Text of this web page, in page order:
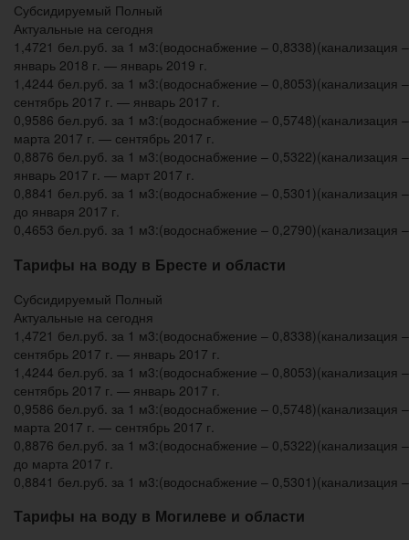
Субсидируемый Полный
Актуальные на сегодня
1,4721 бел.руб. за 1 м3:(водоснабжение – 0,8338)(канализация
январь 2018 г. — январь 2019 г.
1,4244 бел.руб. за 1 м3:(водоснабжение – 0,8053)(канализация
сентябрь 2017 г. — январь 2017 г.
0,9586 бел.руб. за 1 м3:(водоснабжение – 0,5748)(канализация
марта 2017 г. — сентябрь 2017 г.
0,8876 бел.руб. за 1 м3:(водоснабжение – 0,5322)(канализация
январь 2017 г. — март 2017 г.
0,8841 бел.руб. за 1 м3:(водоснабжение – 0,5301)(канализация
до января 2017 г.
0,4653 бел.руб. за 1 м3:(водоснабжение – 0,2790)(канализация
Тарифы на воду в Бресте и области
Субсидируемый Полный
Актуальные на сегодня
1,4721 бел.руб. за 1 м3:(водоснабжение – 0,8338)(канализация
сентябрь 2017 г. — январь 2017 г.
1,4244 бел.руб. за 1 м3:(водоснабжение – 0,8053)(канализация
сентябрь 2017 г. — январь 2017 г.
0,9586 бел.руб. за 1 м3:(водоснабжение – 0,5748)(канализация
марта 2017 г. — сентябрь 2017 г.
0,8876 бел.руб. за 1 м3:(водоснабжение – 0,5322)(канализация
до марта 2017 г.
0,8841 бел.руб. за 1 м3:(водоснабжение – 0,5301)(канализация
Тарифы на воду в Могилеве и области